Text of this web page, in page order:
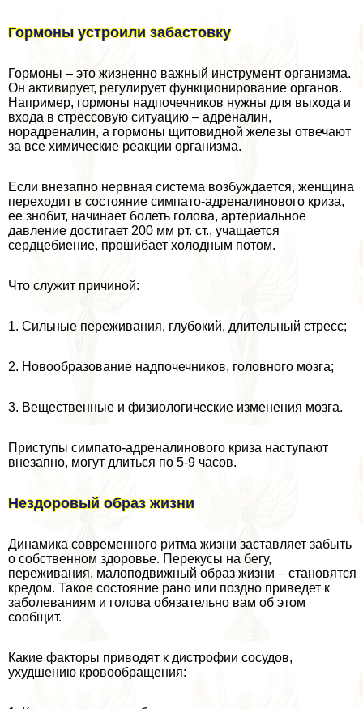
Гормоны устроили забастовку
Гормоны – это жизненно важный инструмент организма.
Он активирует, регулирует функционирование органов.
Например, гормоны надпочечников нужны для выхода и
входа в стрессовую ситуацию – адреналин,
норадреналин, а гормоны щитовидной железы отвечают
за все химические реакции организма.
Если внезапно нервная система возбуждается, женщина
переходит в состояние симпато-адреналинового криза,
ее знобит, начинает болеть голова, артериальное
давление достигает 200 мм рт. ст., учащается
сердцебиение, прошибает холодным потом.
Что служит причиной:
1. Сильные переживания, глубокий, длительный стресс;
2. Новообразование надпочечников, головного мозга;
3. Вещественные и физиологические изменения мозга.
Приступы симпато-адреналинового криза наступают
внезапно, могут длиться по 5-9 часов.
Нездоровый образ жизни
Динамика современного ритма жизни заставляет забыть
о собственном здоровье. Перекусы на бегу,
переживания, малоподвижный образ жизни – становятся
кредом. Такое состояние рано или поздно приведет к
заболеваниям и голова обязательно вам об этом
сообщит.
Какие факторы приводят к дистрофии сосудов,
ухудшению кровообращения: